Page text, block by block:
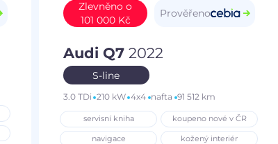
Zlevněno o
101 000 Kč
Prověřeno
Audi Q7 2022
S-line
3.0 TDi 210 kW 4x4 nafta 91 512 km
servisní kniha koupeno nové v ČR
navigace kožený interiér